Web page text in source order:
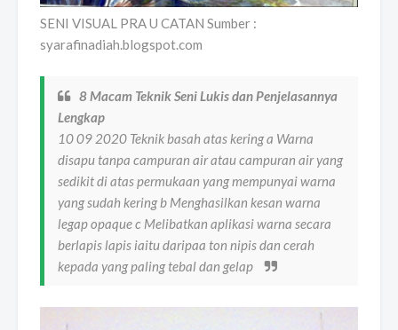
SENI VISUAL PRA U CATAN Sumber :
syarafinadiah.blogspot.com
8 Macam Teknik Seni Lukis dan Penjelasannya
Lengkap
10 09 2020 Teknik basah atas kering a Warna
disapu tanpa campuran air atau campuran air yang
sedikit di atas permukaan yang mempunyai warna
yang sudah kering b Menghasilkan kesan warna
legap opaque c Melibatkan aplikasi warna secara
berlapis lapis iaitu daripaa ton nipis dan cerah
kepada yang paling tebal dan gelap